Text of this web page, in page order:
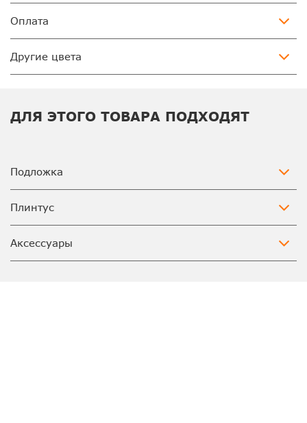
Оплата
Другие цвета
ДЛЯ ЭТОГО ТОВАРА ПОДХОДЯТ
Подложка
Плинтус
Аксессуары